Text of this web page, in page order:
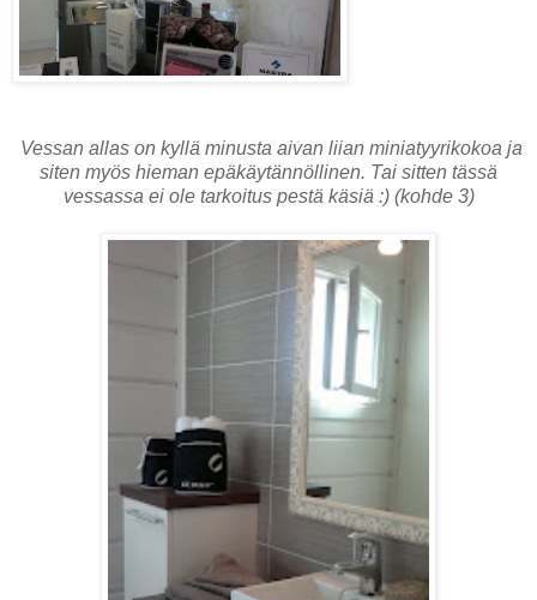
Vessan allas on kyllä minusta aivan liian miniatyyrikokoa ja
siten myös hieman epäkäytännöllinen. Tai sitten tässä
vessassa ei ole tarkoitus pestä käsiä :) (kohde 3)